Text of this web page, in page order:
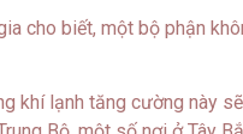
cho biết, một bộ phận
khí lạnh tăng cường này